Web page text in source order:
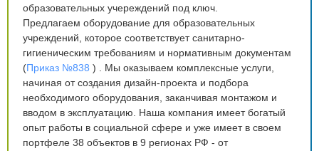
образовательных учереждений под ключ.
Предлагаем оборудование для образовательных
учреждений, которое соответствует санитарно-
гигиеническим требованиям и нормативным документам
(Приказ №838 ) . Мы оказываем комплексные услуги,
начиная от создания дизайн-проекта и подбора
необходимого оборудования, заканчивая монтажом и
вводом в эксплуатацию. Наша компания имеет богатый
опыт работы в социальной сфере и уже имеет в своем
портфеле 38 объектов в 9 регионах РФ - от